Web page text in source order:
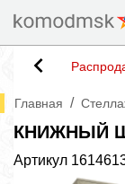
Главная /
КНИЖНЫЙ
Артикул